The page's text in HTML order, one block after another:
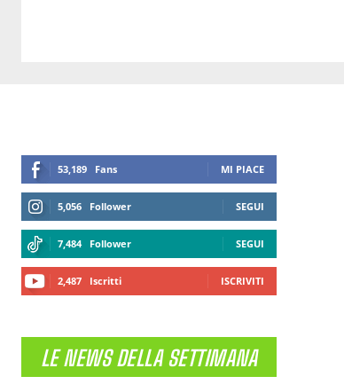
53,189 Fans MI PIACE
5,056 Follower SEGUI
7,484 Follower SEGUI
2,487 Iscritti ISCRIVITI
LE NEWS DELLA SETTIMANA